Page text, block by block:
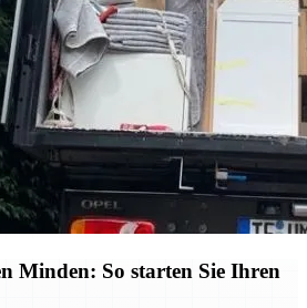
Minden: So starten Sie Ihren